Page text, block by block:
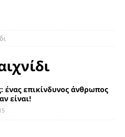
ένας επικίνδυνος άνθρωπος
είναι!